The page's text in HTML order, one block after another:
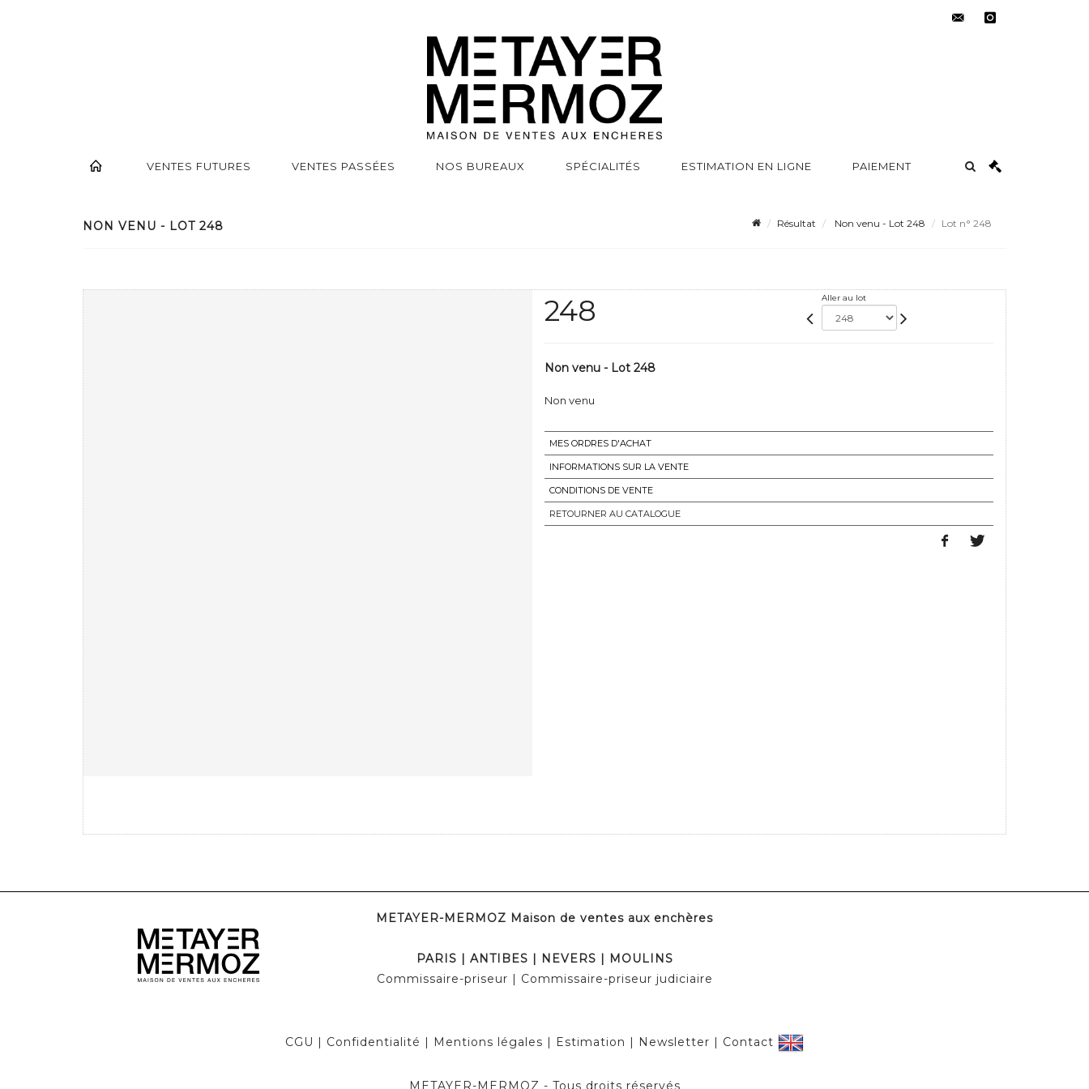
VENTES FUTURES VENTES PASSÉES NOS BUREAUX SPÉCIALITÉS ESTIMATION EN LIGNE PAIEMENT
NON VENU - LOT 248 Résultat Non venu - Lot 248 Lot n° 248
248 Aller au lot
Non venu - Lot 248
Non venu
MES ORDRES D'ACHAT
INFORMATIONS SUR LA VENTE
CONDITIONS DE VENTE
RETOURNER AU CATALOGUE
METAYER-MERMOZ Maison de ventes aux enchères
PARIS | ANTIBES | NEVERS | MOULINS
Commissaire-priseur | Commissaire-priseur judiciaire
CGU | Confidentialité | Mentions légales | Estimation | Newsletter | Contact
METAYER-MERMOZ - Tous droits réservés